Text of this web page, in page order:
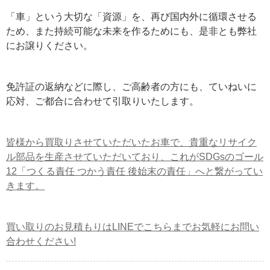
「車」という大切な「資源」を、再び国内外に循環させる
ため、また持続可能な未来を作るためにも、是非とも弊社
にお譲りください。
免許証の返納などに際し、ご高齢者の方にも、ていねいに
応対、ご都合に合わせて引取りいたします。
皆様から買取りさせていただいたお車で、貴重なリサイク
ル部品を生産させていただいており、これがSDGsのゴール
12「つくる責任 つかう責任 後始末の責任」へと繋がってい
きます。
買い取りのお見積もりはLINEでこちらまでお気軽にお問い
合わせください!